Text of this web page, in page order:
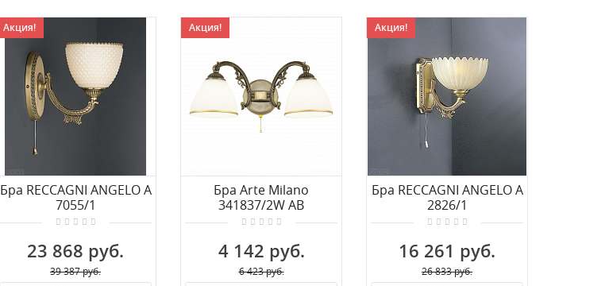
Акция!
Бра RECCAGNI ANGELO A
7055/1
23 868 руб.
39 387 руб.
Акция!
Бра Arte Milano
341837/2W AB
4 142 руб.
6 423 руб.
Акция!
Бра RECCAGNI ANGELO A
2826/1
16 261 руб.
26 833 руб.